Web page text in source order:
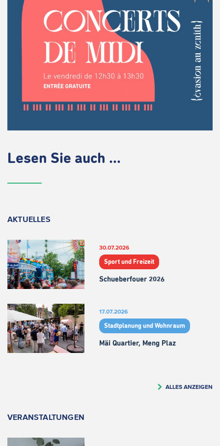
Lesen Sie auch ...
AKTUELLES
30.07.2026
Sport und Freizeit
Schueberfouer 2026
17.07.2026
Stadtplanung und Wohnraum
Mäi Quartier, Meng Plaz
ALLES ANZEIGEN
VERANSTALTUNGEN